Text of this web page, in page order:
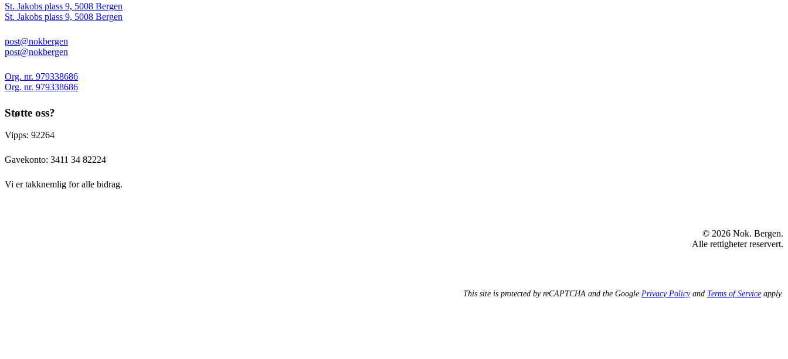
St. Jakobs plass 9, 5008 Bergen
St. Jakobs plass 9, 5008 Bergen
post@nokbergen
post@nokbergen
Org. nr. 979338686
Org. nr. 979338686
Støtte oss?
Vipps: 92264
Gavekonto: 3411 34 82224
Vi er takknemlig for alle bidrag.
© 2026 Nok. Bergen.
Alle rettigheter reservert.
This site is protected by reCAPTCHA and the Google Privacy Policyand Terms of Service apply.